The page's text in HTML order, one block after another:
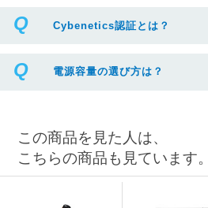
Cybenetics認証とは？
電源容量の選び方は？
この商品を見た人は、
こちらの商品も見ています。